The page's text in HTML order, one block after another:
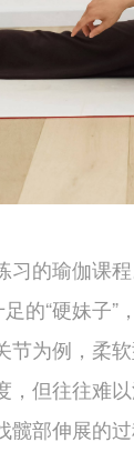
习的瑜伽课
的“硬妹子
为例，柔
，但往往难
髋部伸展的